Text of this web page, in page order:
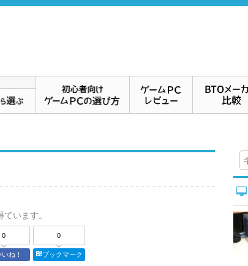
います。
0
いね！
0
ブックマーク